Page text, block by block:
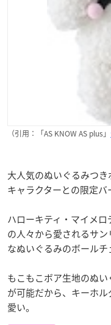
（引用：「AS KNOW AS plus」
大人気のぬいぐるみつ
キャラクターとの限定バ
ハローキティ・マイメ
の人々から愛されるサ
なぬいぐるみのボールチ
もこもこボア生地のぬ
が可能だから、キーホ
愛い。